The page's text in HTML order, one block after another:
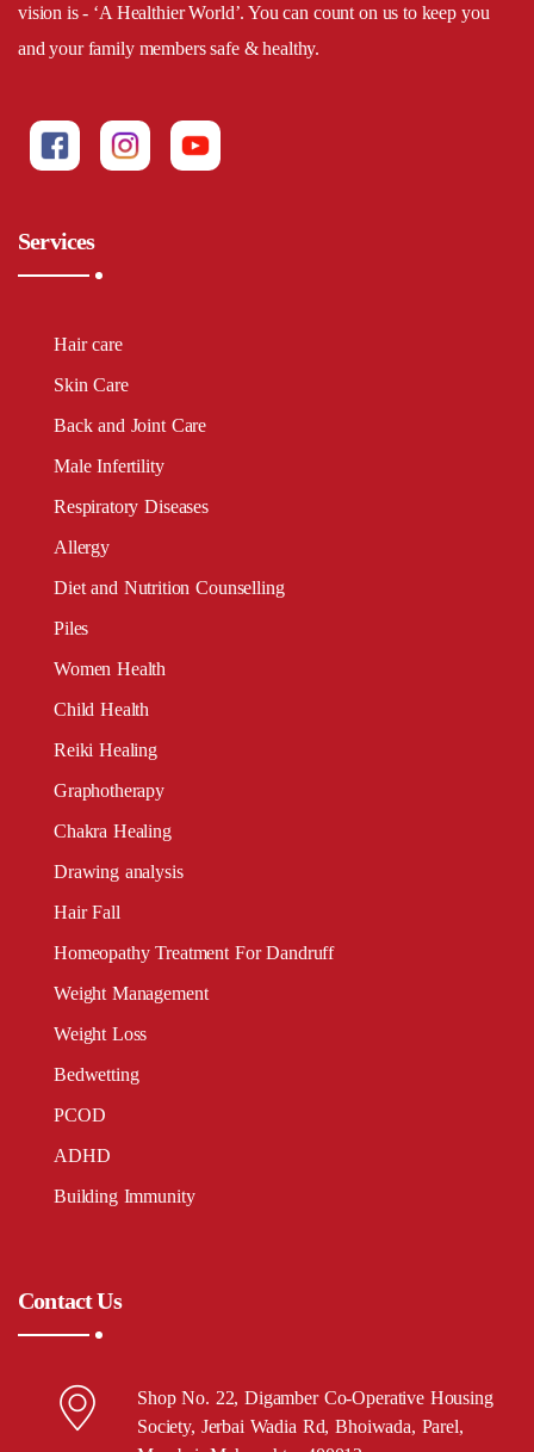
vision is - ‘A Healthier World’. You can count on us to keep you
and your family members safe & healthy.
Services
Hair care
Skin Care
Back and Joint Care
Male Infertility
Respiratory Diseases
Allergy
Diet and Nutrition Counselling
Piles
Women Health
Child Health
Reiki Healing
Graphotherapy
Chakra Healing
Drawing analysis
Hair Fall
Homeopathy Treatment For Dandruff
Weight Management
Weight Loss
Bedwetting
PCOD
ADHD
Building Immunity
Contact Us
Shop No. 22, Digamber Co-Operative Housing
Society, Jerbai Wadia Rd, Bhoiwada, Parel,